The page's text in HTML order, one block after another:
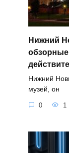
Нижний
обзорные
Нижний
музей, он
0 1